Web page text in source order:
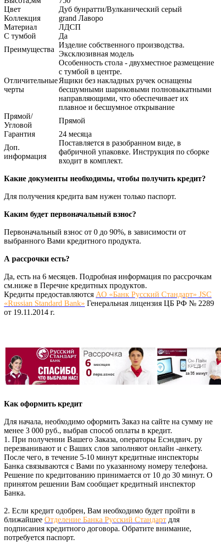
Цвет
Дуб бунратти/Вулканический серый
Коллекция
grand Лаворо
Материал
ЛДСП
С тумбой
Да
Преимущества
Изделие собственного производства.
Эксклюзивная модель
Отличительные
черты
Особенность стола - двухместное размещение
с тумбой в центре.
Ящики без накладных ручек оснащены
бесшумными шариковыми полновыкатными
направляющими, что обеспечивает их
плавное и бесшумное открывание
Прямой/
Угловой
Прямой
Гарантия
24 месяца
Доп.
информация
Поставляется в разобранном виде, в
фабричной упаковке. Инструкция по сборке
входит в комплект.
Какие документы необходимы, чтобы получить кредит?
Для получения кредита вам нужен только паспорт.
Каким будет первоначальный взнос?
Первоначальный взнос от 0 до 90%, в зависимости от
выбранного Вами кредитного продукта.
А рассрочки есть?
Да, есть на 6 месяцев. Подробная информация по рассрочкам
см.ниже в Перечне кредитных продуктов.
Кредиты предоставляются АО «Банк Русский Стандарт» JSC
«Russian Standard Bank» Генеральная лицензия ЦБ РФ № 2289
от 19.11.2014 г.
Как оформить кредит
Для начала, необходимо оформить Заказ на сайте на сумму не
менее 3 000 руб., выбрав способ оплаты в кредит.
1. При получении Вашего Заказа, операторы Есэндвич. ру
перезванивают и с Ваших слов заполняют онлайн -анкету.
После чего, в течение 5-10 минут кредитные инспекторы
Банка связываются с Вами по указанному номеру телефона.
Решение по кредитованию принимается от 10 до 30 минут. О
принятом решении Вам сообщает кредитный инспектор
Банка.
2. Если кредит одобрен, Вам необходимо будет пройти в
ближайшее Отделение Банка Русский Стандарт для
подписания кредитного договора. Обратите внимание,
потребуется паспорт.